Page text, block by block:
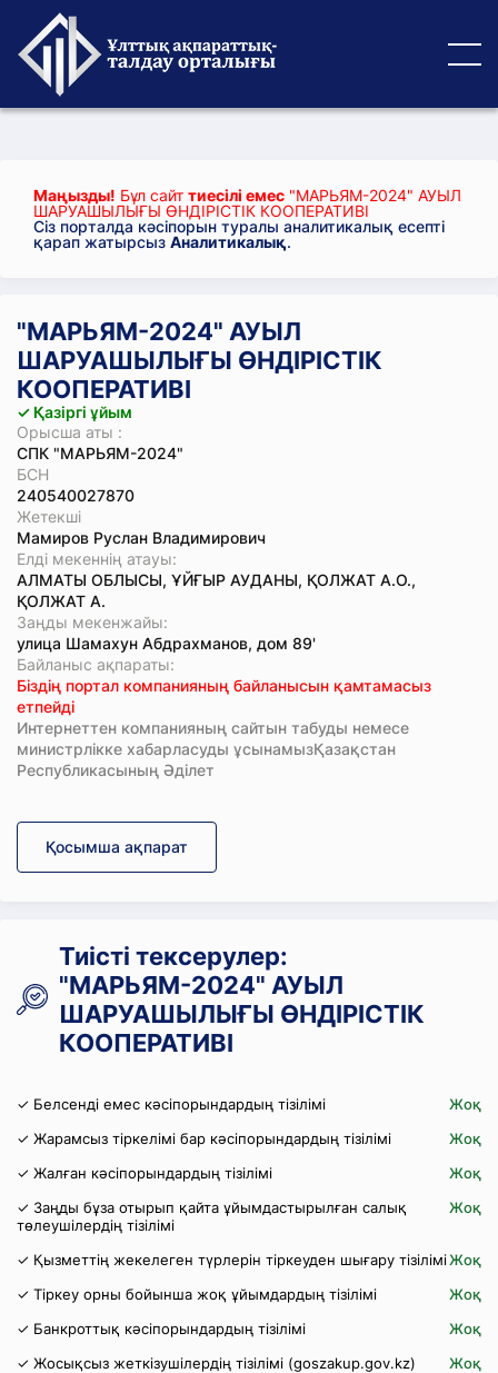
Маңызды! Бұл сайт тиесілі емес "МАРЬЯМ-2024" АУЫЛ
ШАРУАШЫЛЫҒЫ ӨНДІРІСТІК КООПЕРАТИВІ
Сіз порталда кәсіпорын туралы аналитикалық есепті
қарап жатырсыз Аналитикалық.
"МАРЬЯМ-2024" АУЫЛ
ШАРУАШЫЛЫҒЫ ӨНДІРІСТІК
КООПЕРАТИВІ
✓ Қазіргі ұйым
Орысша аты :
СПК "МАРЬЯМ-2024"
БСН
240540027870
Жетекші
Мамиров Руслан Владимирович
Елді мекеннің атауы:
АЛМАТЫ ОБЛЫСЫ, ҰЙҒЫР АУДАНЫ, ҚОЛЖАТ А.О.,
ҚОЛЖАТ А.
Заңды мекенжайы:
улица Шамахун Абдрахманов, дом 89'
Байланыс ақпараты:
Біздің портал компанияның байланысын қамтамасыз
етпейді
Интернеттен компанияның сайтын табуды немесе
министрлікке хабарласуды ұсынамызҚазақстан
Республикасының Әділет
Қосымша ақпарат
Тиісті тексерулер:
"МАРЬЯМ-2024" АУЫЛ
ШАРУАШЫЛЫҒЫ ӨНДІРІСТІК
КООПЕРАТИВІ
✓ Белсенді емес кәсіпорындардың тізілімі
Жоқ
✓ Жарамсыз тіркелімі бар кәсіпорындардың тізілімі
Жоқ
✓ Жалған кәсіпорындардың тізілімі
Жоқ
✓ Заңды бұза отырып қайта ұйымдастырылған салық
төлеушілердің тізілімі
Жоқ
✓ Қызметтің жекелеген түрлерін тіркеуден шығару тізіліміЖоқ
✓ Тіркеу орны бойынша жоқ ұйымдардың тізілімі
Жоқ
✓ Банкроттық кәсіпорындардың тізілімі
Жоқ
✓ Жосықсыз жеткізушілердің тізілімі (goszakup.gov.kz)
Жоқ